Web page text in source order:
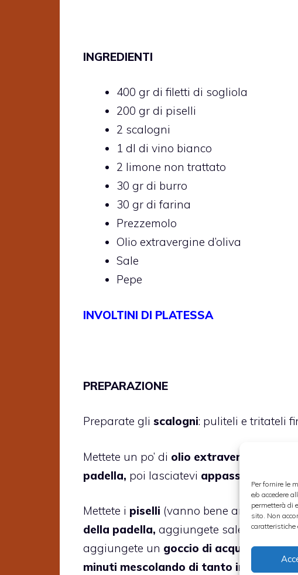
Per fornire le
e/o accedere
permetterà di
sito. Non
caratteristiche
INGREDIENTI
400 gr di filetti di sogliola
200 gr di piselli
2 scalogni
1 dl di vino bianco
2 limone non trattato
30 gr di burro
30 gr di farina
Prezzemolo
Olio extravergine d’oliva
Sale
Pepe
INVOLTINI DI PLATESSA
PREPARAZIONE
Preparate gli scalogni: puliteli e tritateli
Mettete un po’ di olio extravergine
padella, poi lasciatevi appassire
Mettete i piselli (vanno bene anche
della padella, aggiungete sale e pepe
aggiungete un goccio di acqua , poi
minuti mescolando di tanto in tanto
.